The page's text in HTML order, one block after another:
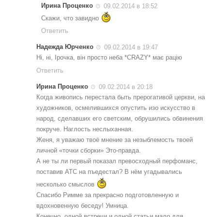
Ирина Проценко
09.02.2014 в 18:52
Скажи, что завидно
Ответить
Надежда Юрченко
09.02.2014 в 19:47
Ні, ні, Ірочка, він просто неба *CRAZY* має рацію
Ответить
Ирина Проценко
09.02.2014 в 20:18
Когда живопись перестала быть прерогативой церкви, на
художников, осмелившихся опустить изо искусство в
народ, сделавших его светским, обрушились обвинения
покруче. Наглость неслыханная.
Женя, я уважаю твоё мнение за незыблемость твоей
личной «точки сборки» Это-правда.
А не ты ли первый показал превосходный перфоманс,
поставив АТС на пъедестал? В нём угадывались
несколько смыслов
Спасибо Римме за прекрасно подготовленную и
вдохновенную беседу! Умница.